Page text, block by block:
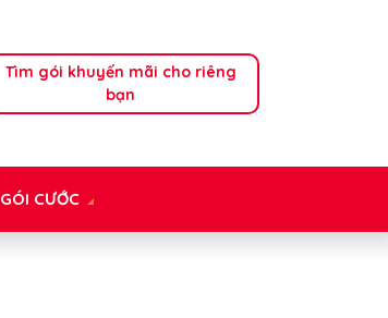
Tìm gói khuyến mãi cho riêng
bạn
GÓI CƯỚC